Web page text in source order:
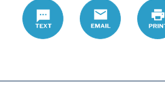
Text
Email Print